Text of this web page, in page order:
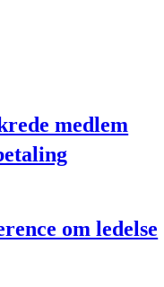
medlem
om ledelse